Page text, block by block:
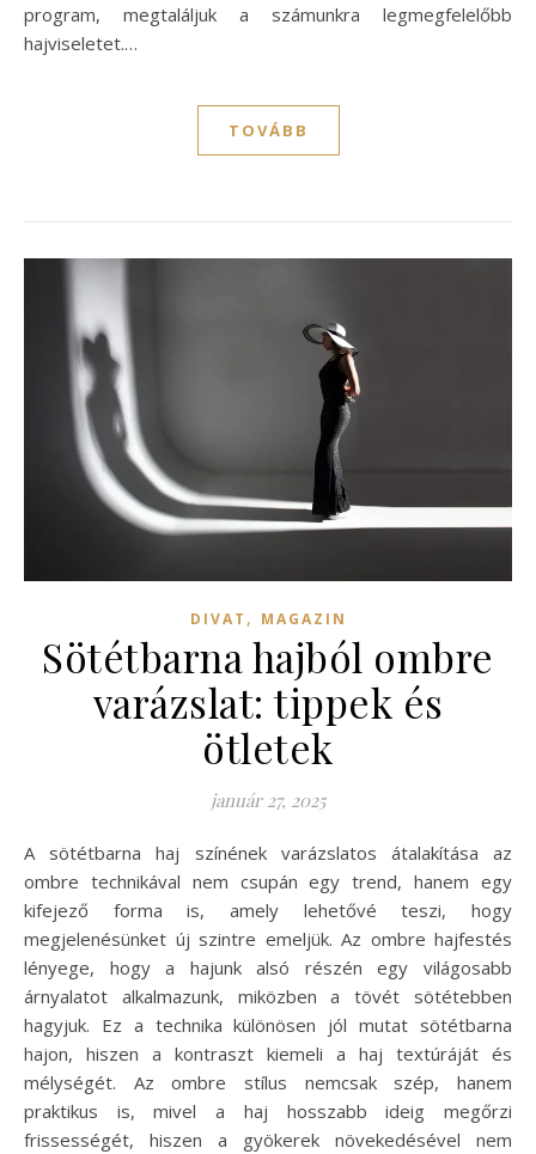
program, megtaláljuk a számunkra legmegfelelőbb
hajviseletet.…
TOVÁBB
DIVAT , MAGAZIN
Sötétbarna hajból ombre
varázslat: tippek és
ötletek
január 27, 2025
A sötétbarna haj színének varázslatos átalakítása az
ombre technikával nem csupán egy trend, hanem egy
kifejező forma is, amely lehetővé teszi, hogy
megjelenésünket új szintre emeljük. Az ombre hajfestés
lényege, hogy a hajunk alsó részén egy világosabb
árnyalatot alkalmazunk, miközben a tövét sötétebben
hagyjuk. Ez a technika különösen jól mutat sötétbarna
hajon, hiszen a kontraszt kiemeli a haj textúráját és
mélységét. Az ombre stílus nemcsak szép, hanem
praktikus is, mivel a haj hosszabb ideig megőrzi
frissességét, hiszen a gyökerek növekedésével nem